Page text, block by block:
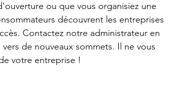
ou que vous organisiez une
découvrent les entreprises
Contactez notre administrateur en
de nouveaux sommets. Il ne vous
votre entreprise !